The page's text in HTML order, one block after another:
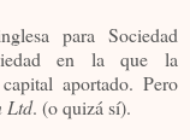
para Sociedad
en la que la
aportado. Pero
Ltd. (o quizá sí).